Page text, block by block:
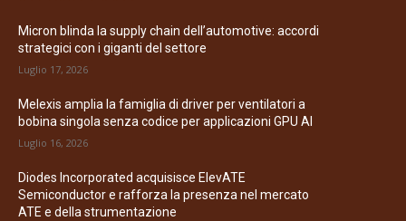
Micron blinda la supply chain dell’automotive: accordi
strategici con i giganti del settore
Luglio 17, 2026
Melexis amplia la famiglia di driver per ventilatori a
bobina singola senza codice per applicazioni GPU AI
Luglio 16, 2026
Diodes Incorporated acquisisce ElevATE
Semiconductor e rafforza la presenza nel mercato
ATE e della strumentazione